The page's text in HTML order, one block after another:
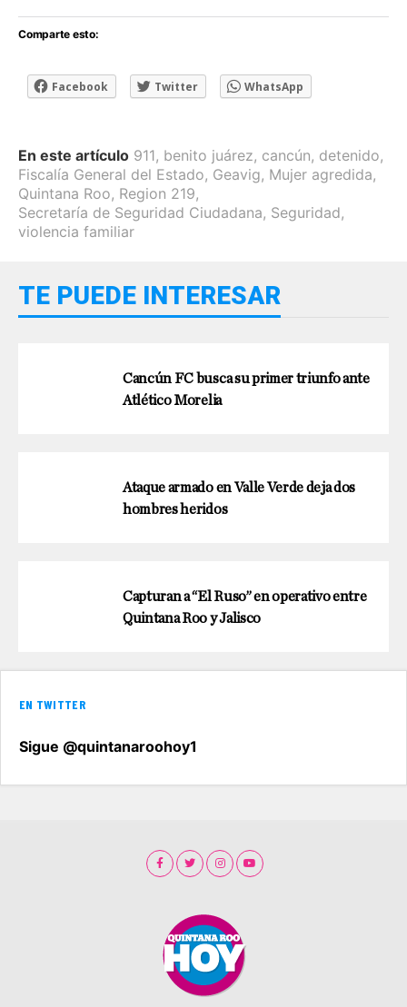
Comparte esto:
Facebook Twitter WhatsApp
En este artículo 911, benito juárez, cancún, detenido,
Fiscalía General del Estado, Geavig, Mujer agredida,
Quintana Roo, Region 219,
Secretaría de Seguridad Ciudadana, Seguridad,
violencia familiar
TE PUEDE INTERESAR
Cancún FC busca su primer triunfo ante
Atlético Morelia
Ataque armado en Valle Verde deja dos
hombres heridos
Capturan a “El Ruso” en operativo entre
Quintana Roo y Jalisco
EN TWITTER
Sigue @quintanaroohoy1